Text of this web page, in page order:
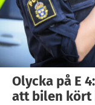
Olycka på E
att bilen kört